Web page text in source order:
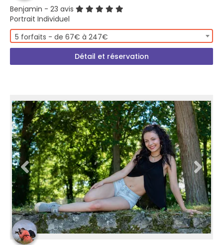
Benjamin - 23 avis
Portrait Individuel
5 forfaits - de 67€ à 247€
Détail et réservation